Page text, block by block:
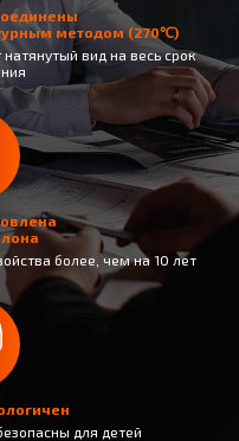
методом (270℃)
вид на весь срок
более, чем на 10 лет
для детей